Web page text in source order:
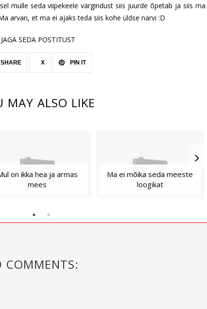
mulle seda viipekeele värgindust siis juurde õpetab ja siis ma
arvan, et ma ei ajaks teda siis kohe üldse närvi :D
JAGA SEDA POSTITUST
SHARE X PIN IT
MAY ALSO LIKE
on ikka hea ja armas
mees
Ma ei mõika seda meeste
loogikat
COMMENTS: